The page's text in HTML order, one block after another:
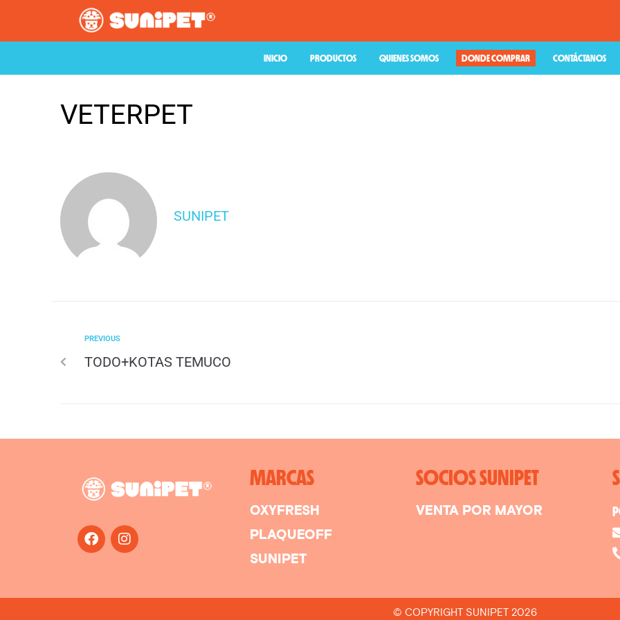
INICIO PRODUCTOS QUIENES SOMOS DONDE COMPRAR CONTÁCTANOS
VETERPET
SUNIPET
PREVIOUS
TODO+KOTAS TEMUCO
MARCAS
OXYFRESH
PLAQUEOFF
SUNIPET
SOCIOS SUNIPET
VENTA POR MAYOR
© COPYRIGHT SUNIPET 2026